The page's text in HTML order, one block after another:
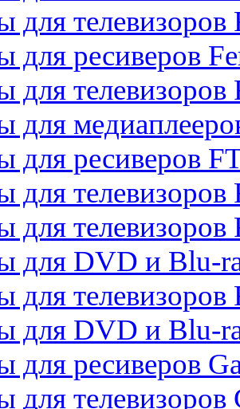
для телевизоров
для ресиверов
для
для
для ресиверов
для телевизоров
для телевизоров
для DVD и Blu-
для телевизоров
для DVD и Blu-
для ресиверов
для телевизоров